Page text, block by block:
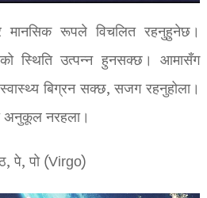
रूपले विचलित रहनुहुनेछ।
स्थिति उत्पन्न हुनसक्छ। आमासँग
बिग्रन सक्छ, सजग रहनुहोला।
अनुकूल नरहला।
पे, पो (Virgo)